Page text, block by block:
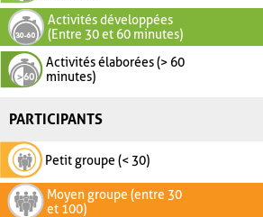
Activités développées
(Entre 30 et 60 minutes)
Activités élaborées (> 60
minutes)
PARTICIPANTS
Petit groupe (< 30)
Moyen groupe (entre 30
et 100)